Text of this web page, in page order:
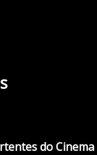
do Cinema